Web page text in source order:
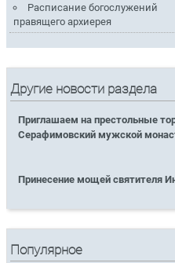
Расписание богослужений
правящего архиерея
Другие новости раздела
Приглашаем на престольные
Серафимовский мужской
Принесение мощей святителя
Популярное